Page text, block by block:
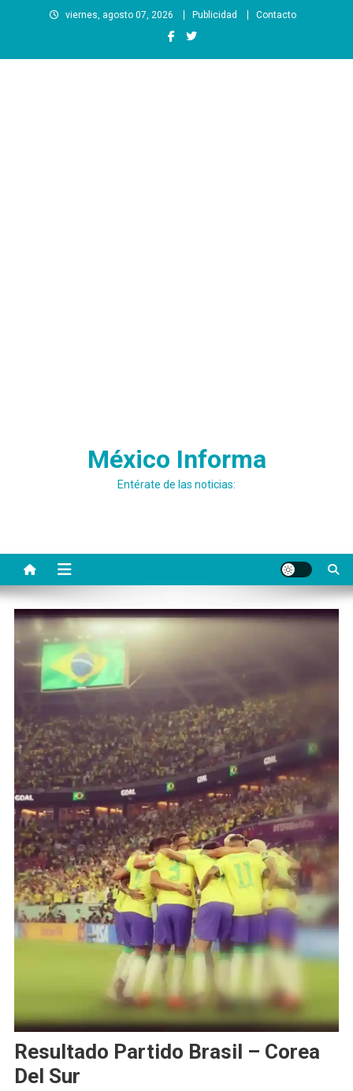
viernes, agosto 07, 2026 Publicidad Contacto
México Informa
Entérate de las noticias:
Resultado Partido Brasil – Corea
Del Sur